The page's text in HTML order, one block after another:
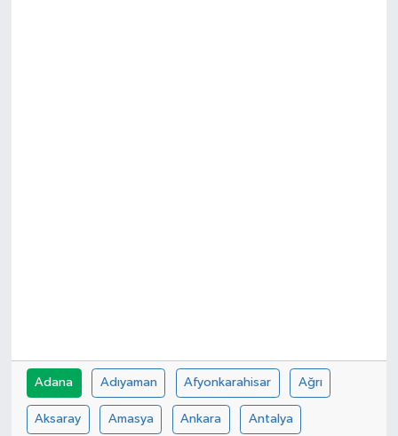
Adana Adıyaman Afyonkarahisar Ağrı
Aksaray Amasya Ankara Antalya